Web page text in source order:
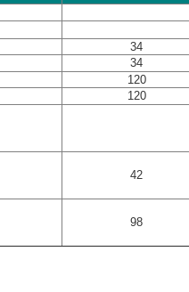
34
34
120
120
42
98